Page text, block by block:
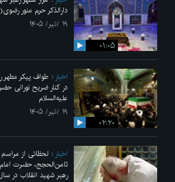
۰۱:۰۵
دارالذکر حرم منور
۱۹ /تیر/ ۱۴۰۵
۰۲:۲۰
اخبار
طواف پیکر مطهر
در کنار ضریح نورانی
علیه‌السلام
۱۹ /تیر/ ۱۴۰۵
اخبار
لحظاتی از
ثامن‌الحجج، حضرت
رهبر شهید انقلاب در سال